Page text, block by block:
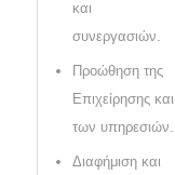
και
συνεργασιών.
Προώθηση της
Επιχείρησης και
των υπηρεσιών.
Διαφήμιση και